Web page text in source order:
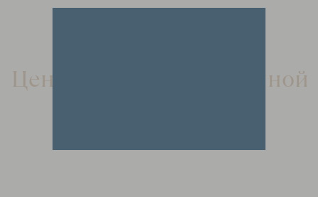
Центр доктора Очеретиной